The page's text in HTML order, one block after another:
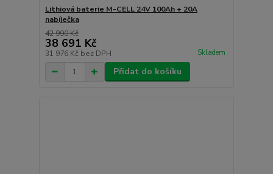
Lithiová baterie M-CELL 24V 100Ah + 20A
nabíječka
42 990 Kč
38 691 Kč
31 976 Kč bez DPH Skladem
Přidat do košíku